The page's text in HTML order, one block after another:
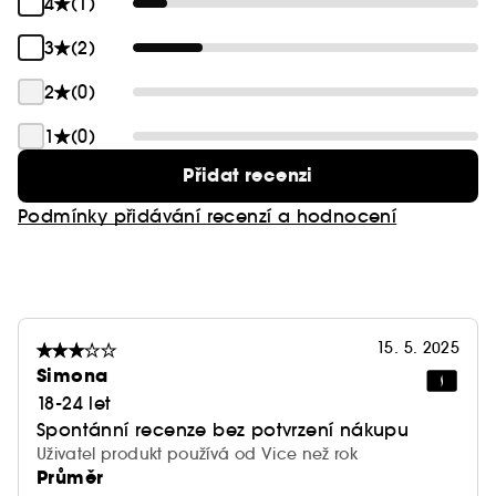
3
(2)
2
(0)
1
(0)
Přidat recenzi
Podmínky přidávání recenzí a hodnocení
15. 5. 2025
Simona
18-24 let
Spontánní recenze bez potvrzení nákupu
Uživatel produkt používá od Vice než rok
Průměr